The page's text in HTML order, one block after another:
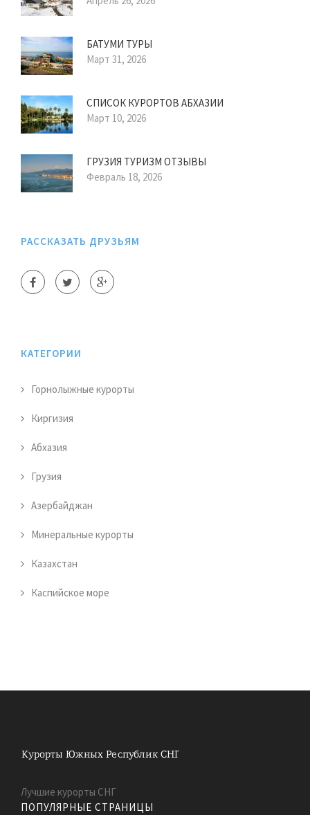
БАТУМИ ТУРЫ
Март 31, 2026
СПИСОК КУРОРТОВ АБХАЗИИ
Март 10, 2026
ГРУЗИЯ ТУРИЗМ ОТЗЫВЫ
Февраль 18, 2026
РАССКАЗАТЬ ДРУЗЬЯМ
КАТЕГОРИИ
Горнолыжные курорты
Киргизия
Абхазия
Грузия
Азербайджан
Минеральные курорты
Казахстан
Каспийское море
Лучшие курорты СНГ
ПОПУЛЯРНЫЕ СТРАНИЦЫ